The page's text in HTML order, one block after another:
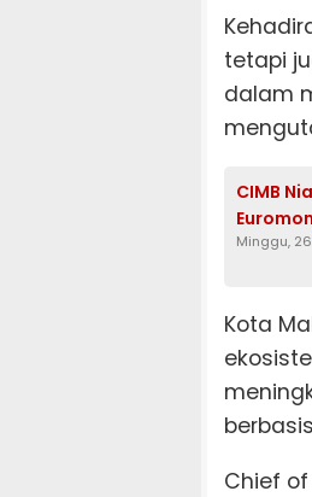
tetapi
dalam
CIMB
Minggu, 26
Kota
Chief of